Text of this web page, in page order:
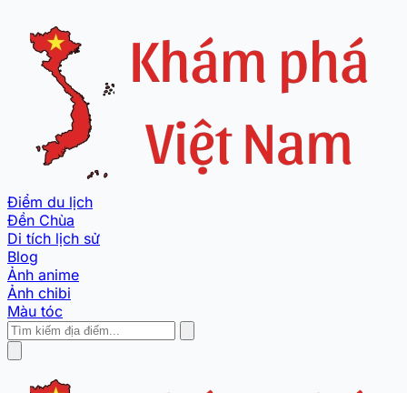
Điểm du lịch
Đền Chùa
Di tích lịch sử
Blog
Ảnh anime
Ảnh chibi
Màu tóc